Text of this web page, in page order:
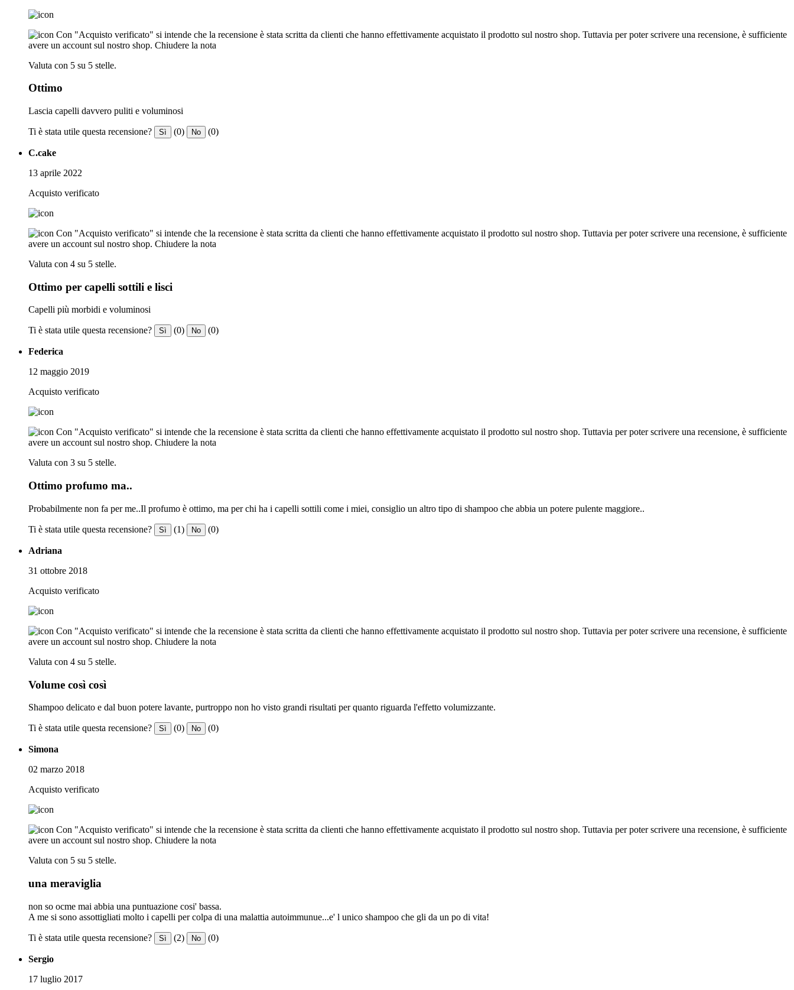
Con "Acquisto verificato" si intende che la recensione è stata scritta da clienti che hanno effettivamente acquistato il prodotto sul nostro shop. Tuttavia per poter scrivere una recensione, è sufficiente
avere un account sul nostro shop. Chiudere la nota
Valuta con 5 su 5 stelle.
Ottimo
Lascia capelli davvero puliti e voluminosi
Ti è stata utile questa recensione? Sì (0) No (0)
C.cake
13 aprile 2022
Acquisto verificato
Con "Acquisto verificato" si intende che la recensione è stata scritta da clienti che hanno effettivamente acquistato il prodotto sul nostro shop. Tuttavia per poter scrivere una recensione, è sufficiente
avere un account sul nostro shop. Chiudere la nota
Valuta con 4 su 5 stelle.
Ottimo per capelli sottili e lisci
Capelli più morbidi e voluminosi
Ti è stata utile questa recensione? Sì (0) No (0)
Federica
12 maggio 2019
Acquisto verificato
Con "Acquisto verificato" si intende che la recensione è stata scritta da clienti che hanno effettivamente acquistato il prodotto sul nostro shop. Tuttavia per poter scrivere una recensione, è sufficiente
avere un account sul nostro shop. Chiudere la nota
Valuta con 3 su 5 stelle.
Ottimo profumo ma..
Probabilmente non fa per me..Il profumo è ottimo, ma per chi ha i capelli sottili come i miei, consiglio un altro tipo di shampoo che abbia un potere pulente maggiore..
Ti è stata utile questa recensione? Sì (1) No (0)
Adriana
31 ottobre 2018
Acquisto verificato
Con "Acquisto verificato" si intende che la recensione è stata scritta da clienti che hanno effettivamente acquistato il prodotto sul nostro shop. Tuttavia per poter scrivere una recensione, è sufficiente
avere un account sul nostro shop. Chiudere la nota
Valuta con 4 su 5 stelle.
Volume così così
Shampoo delicato e dal buon potere lavante, purtroppo non ho visto grandi risultati per quanto riguarda l'effetto volumizzante.
Ti è stata utile questa recensione? Sì (0) No (0)
Simona
02 marzo 2018
Acquisto verificato
Con "Acquisto verificato" si intende che la recensione è stata scritta da clienti che hanno effettivamente acquistato il prodotto sul nostro shop. Tuttavia per poter scrivere una recensione, è sufficiente
avere un account sul nostro shop. Chiudere la nota
Valuta con 5 su 5 stelle.
una meraviglia
non so ocme mai abbia una puntuazione cosi' bassa.
A me si sono assottigliati molto i capelli per colpa di una malattia autoimmunue...e' l unico shampoo che gli da un po di vita!
Ti è stata utile questa recensione? Sì (2) No (0)
Sergio
17 luglio 2017